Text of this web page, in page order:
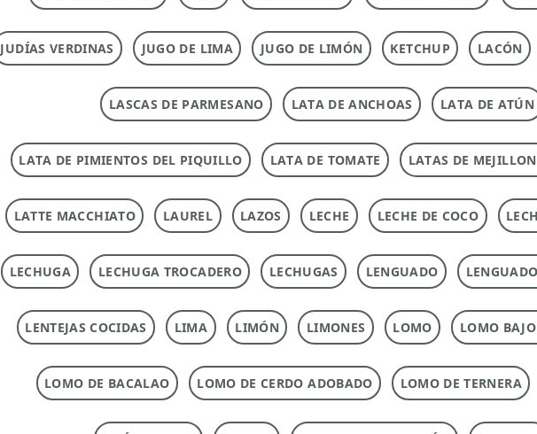
JUDÍAS VERDINAS JUGO DE LIMA JUGO DE LIMÓN KETCHUP LACÓN
LASCAS DE PARMESANO LATA DE ANCHOAS LATA DE ATÚN
LATA DE PIMIENTOS DEL PIQUILLO LATA DE TOMATE LATAS DE
LATTE MACCHIATO LAUREL LAZOS LECHE LECHE DE COCO
LECHUGA LECHUGA TROCADERO LECHUGAS LENGUADO
LENTEJAS COCIDAS LIMA LIMÓN LIMONES LOMO LOMO
LOMO DE BACALAO LOMO DE CERDO ADOBADO LOMO DE TERNERA